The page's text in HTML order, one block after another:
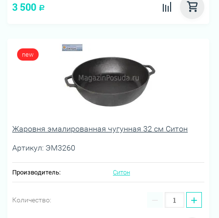
3 500 Р
new
Жаровня эмалированная чугунная 32 см Ситон
Артикул: ЭМ3260
Производитель: Ситон
Количество: − +